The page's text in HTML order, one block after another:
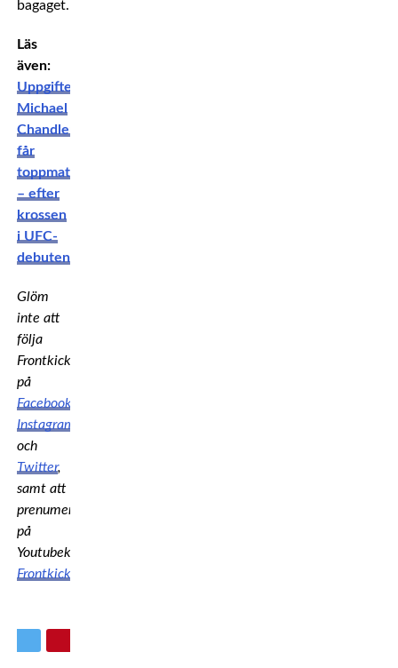
bagaget.
Läs
även:
Uppgifter:
Michael
Chandler
får
toppmatch
– efter
krossen
i UFC-
debuten
Glöm
inte att
följa
Frontkick
på
Facebook
Instagram
och
Twitter,
samt att
prenumerera
på
Youtubekanalen
Frontkick.online